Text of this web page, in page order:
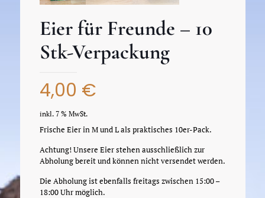
Eier für Freunde – 10
Stk-Verpackung
4,00 €
inkl. 7 % MwSt.
Frische Eier in M und L als praktisches 10er-Pack.
Achtung! Unsere Eier stehen ausschließlich zur
Abholung bereit und können nicht versendet werden.
Die Abholung ist ebenfalls freitags zwischen 15:00 –
18:00 Uhr möglich.